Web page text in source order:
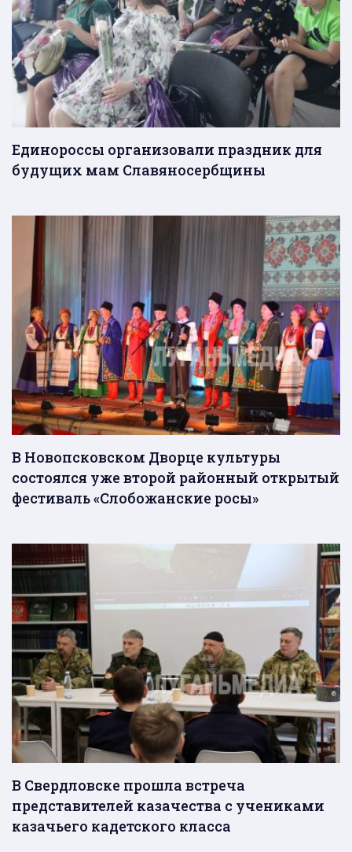
Единороссы организовали праздник для
будущих мам Славяносербщины
В Новопсковском Дворце культуры
состоялся уже второй районный открытый
фестиваль «Слобожанские росы»
В Свердловске прошла встреча
представителей казачества с учениками
казачьего кадетского класса